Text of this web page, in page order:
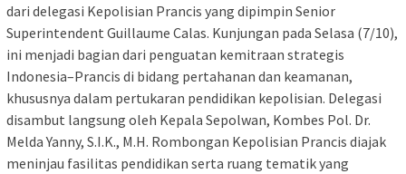
dari delegasi Kepolisian Prancis yang dipimpin Senior
Superintendent Guillaume Calas. Kunjungan pada Selasa (7/10),
ini menjadi bagian dari penguatan kemitraan strategis
Indonesia–Prancis di bidang pertahanan dan keamanan,
khususnya dalam pertukaran pendidikan kepolisian. Delegasi
disambut langsung oleh Kepala Sepolwan, Kombes Pol. Dr.
Melda Yanny, S.I.K., M.H. Rombongan Kepolisian Prancis diajak
meninjau fasilitas pendidikan serta ruang tematik yang